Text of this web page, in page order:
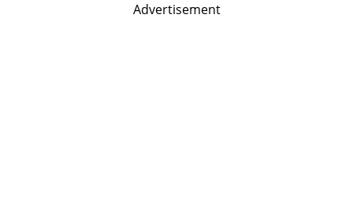
Advertisement